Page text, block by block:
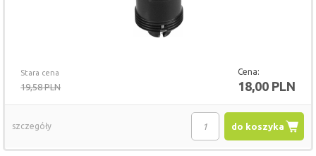
Stara cena
19,58 PLN
Cena:
18,00 PLN
do koszyka
szczegóły